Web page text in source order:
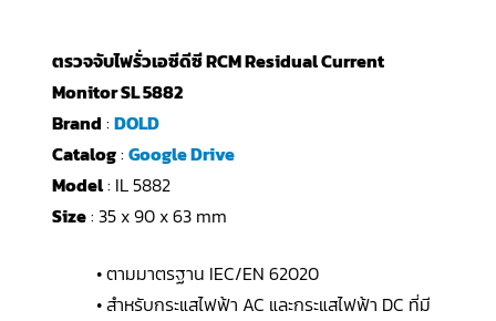
ตรวจจับไฟรั่วเอซีดีซี RCM Residual Current
Monitor SL 5882
Brand : DOLD
Catalog: Google Drive
Model: IL 5882
Size: 35 x 90 x 63 mm
• ตามมาตรฐาน IEC/EN 62020
• สำหรับกระแสไฟฟ้า AC และกระแสไฟฟ้า DC ที่มี